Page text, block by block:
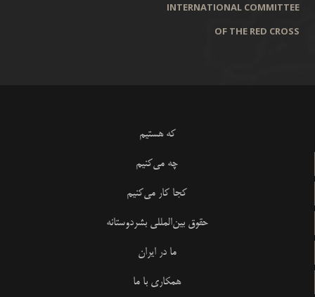
INTERNATIONAL COMMITTEE
OF THE RED CROSS
که هستیم
چه می‌کنیم
کجا کار می‌کنیم
حقوق بین‌المللی بشردوستانه
ما در ایران
همکاری با ما